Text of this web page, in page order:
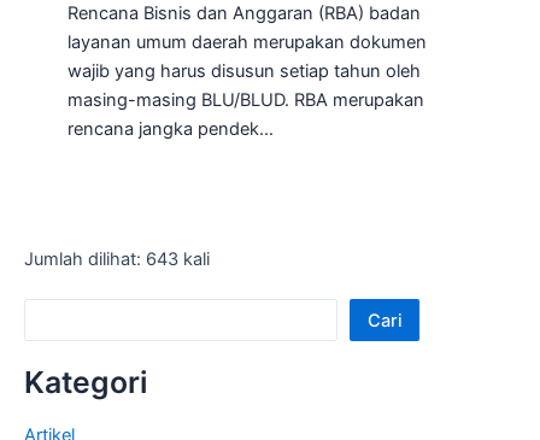
Rencana Bisnis dan Anggaran (RBA) badan
layanan umum daerah merupakan dokumen
wajib yang harus disusun setiap tahun oleh
masing-masing BLU/BLUD. RBA merupakan
rencana jangka pendek…
Jumlah dilihat: 643 kali
Cari
Kategori
Artikel